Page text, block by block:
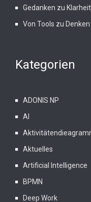
Gedanken zu
Von Tools zu Denken
Kategorien
ADONIS NP
AI
Aktuelles
Artificial Intelligence
BPMN
Deep Work